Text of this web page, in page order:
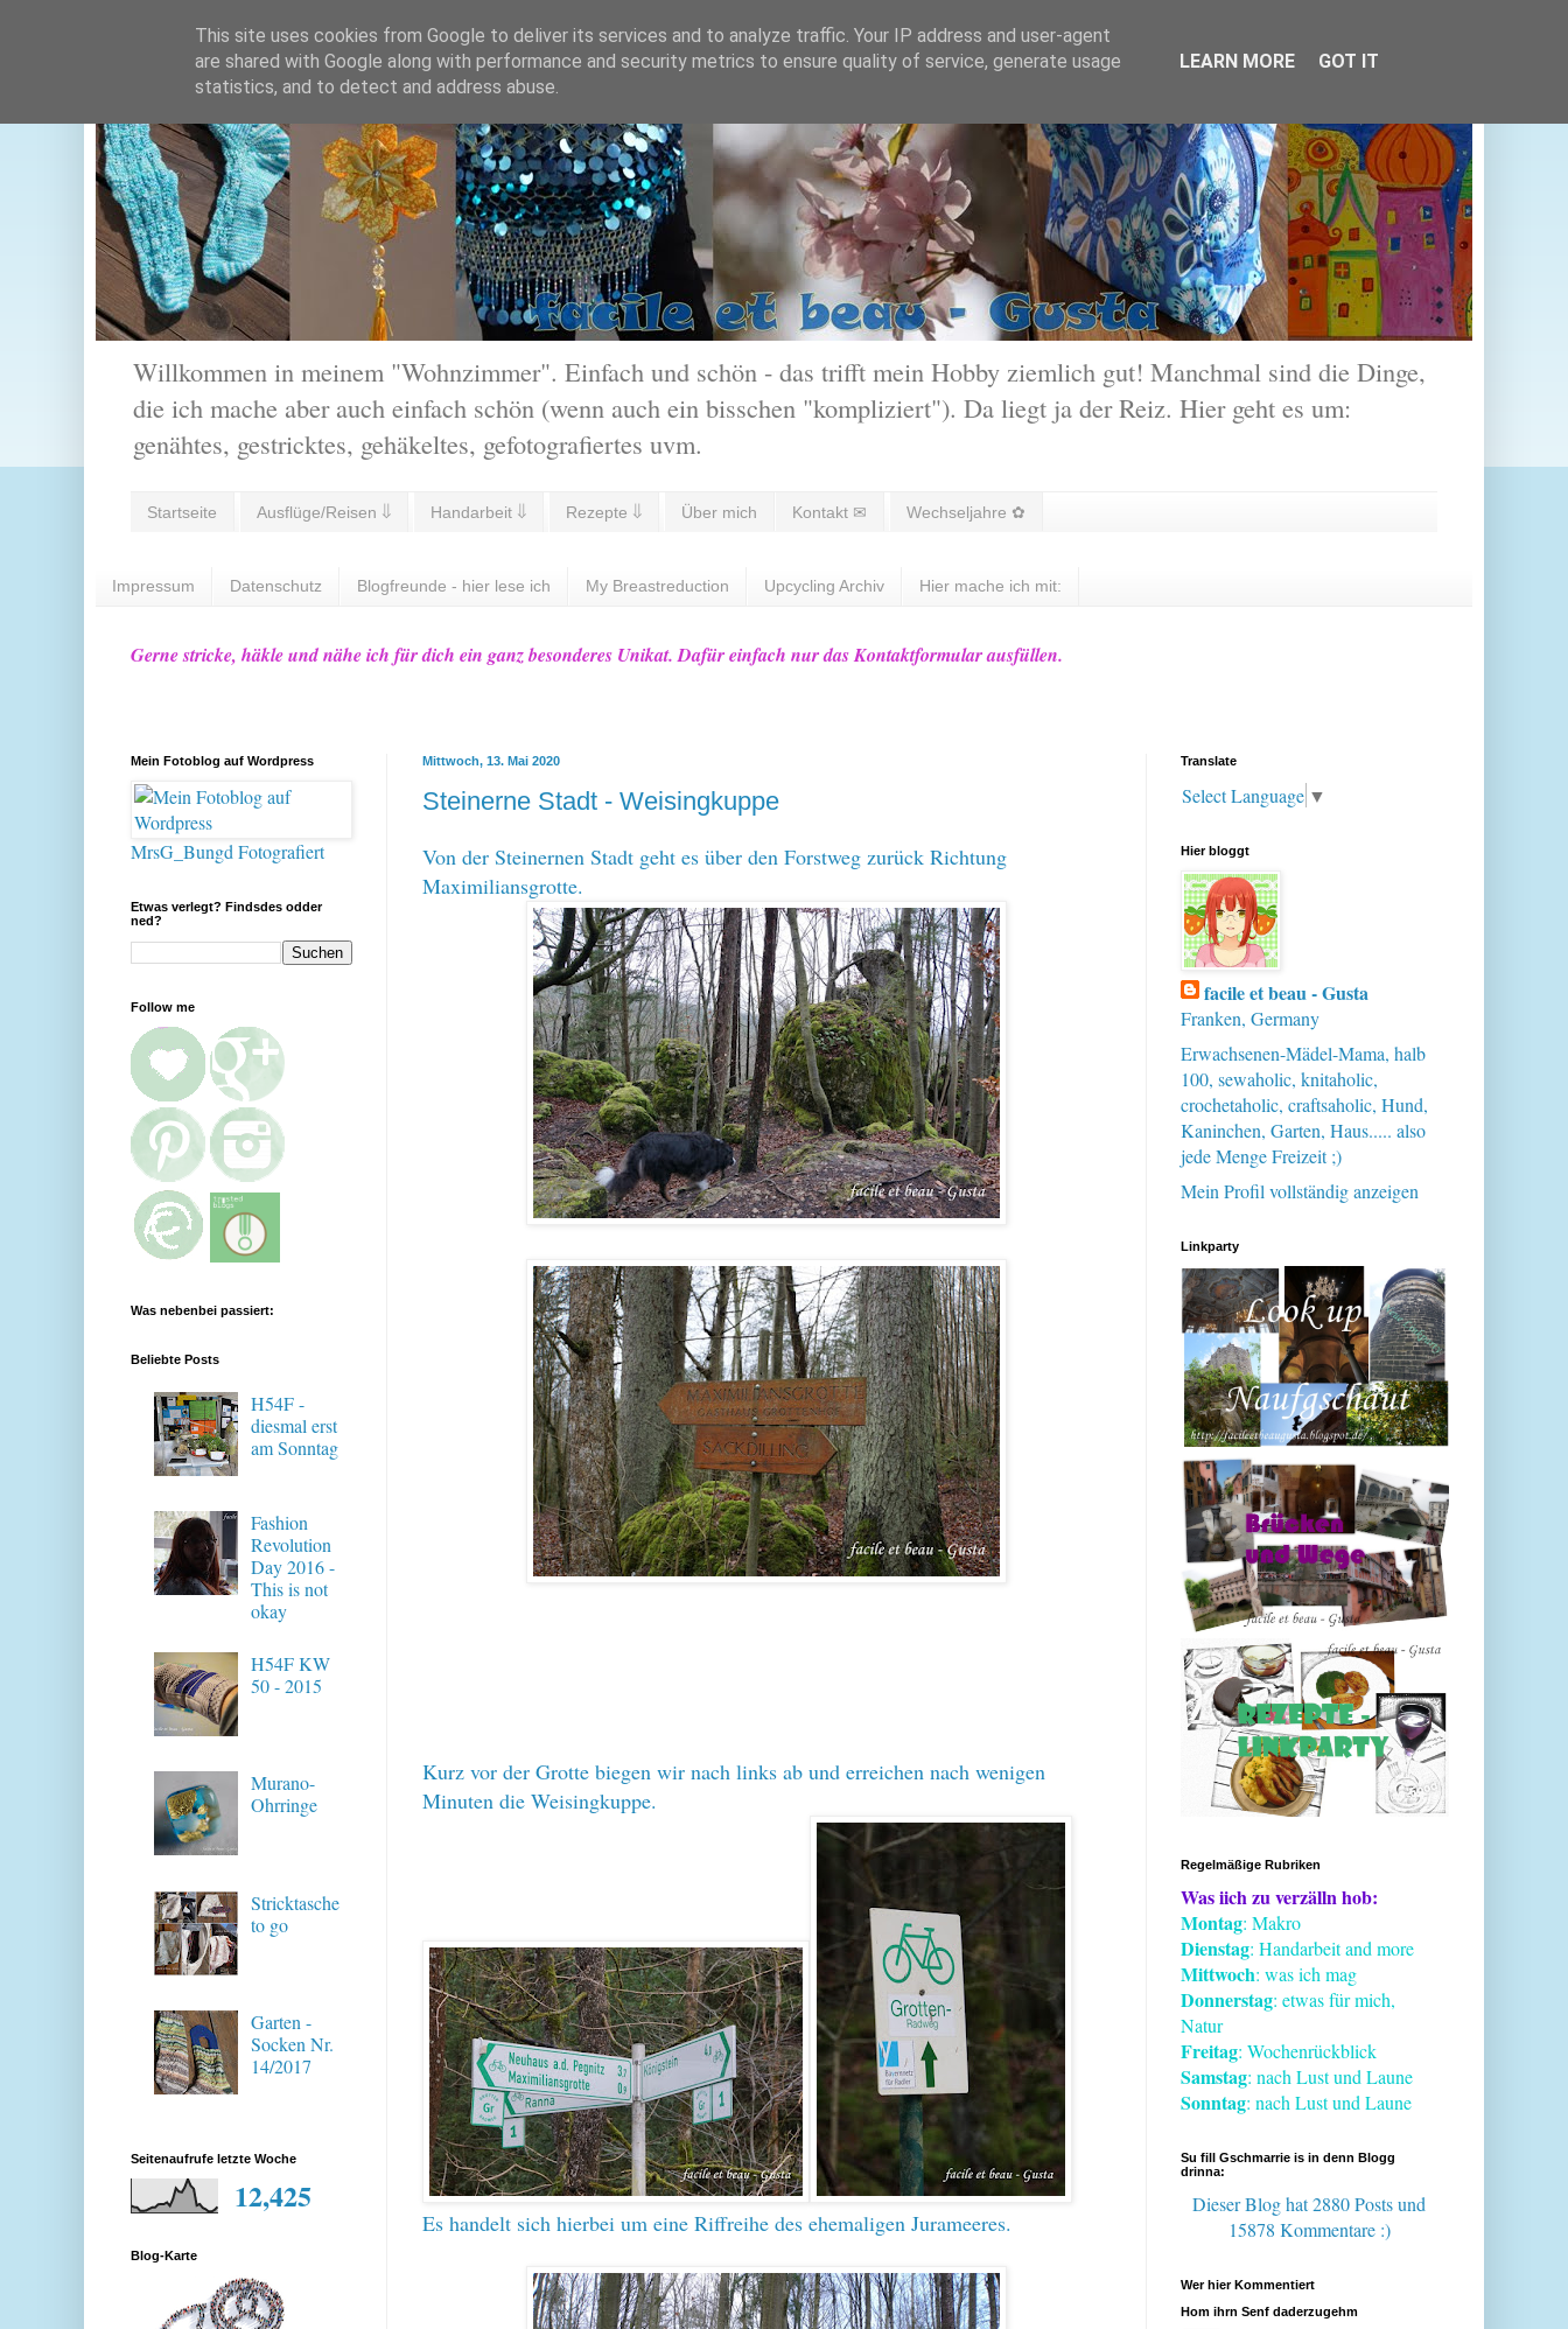
Willkommen in meinem "Wohnzimmer". Einfach und schön - das trifft mein Hobby ziemlich gut! Manchmal sind die Dinge,
die ich mache aber auch einfach schön (wenn auch ein bisschen "kompliziert"). Da liegt ja der Reiz. Hier geht es um:
genähtes, gestricktes, gehäkeltes, gefotografiertes uvm.
Startseite Ausflüge/Reisen ⇓ Handarbeit ⇓ Rezepte ⇓ Über mich Kontakt ✉ Wechseljahre ✿
Impressum Datenschutz Blogfreunde - hier lese ich My Breastreduction Upcycling Archiv Hier mache ich mit:
Gerne stricke, häkle und nähe ich für dich ein ganz besonderes Unikat. Dafür einfach nur das Kontaktformular ausfüllen.
Mittwoch, 13. Mai 2020
Steinerne Stadt - Weisingkuppe
Von der Steinernen Stadt geht es über den Forstweg zurück Richtung
Maximiliansgrotte.
Kurz vor der Grotte biegen wir nach links ab und erreichen nach wenigen
Minuten die Weisingkuppe.
Es handelt sich hierbei um eine Riffreihe des ehemaligen Jurameeres.
Mein Fotoblog auf Wordpress
MrsG_Bungd Fotografiert
Etwas verlegt? Findsdes odder
ned?
Follow me
Was nebenbei passiert:
Beliebte Posts
H54F -
diesmal erst
am Sonntag
Fashion
Revolution
Day 2016 -
This is not
okay
H54F KW
50 - 2015
Murano-
Ohrringe
Stricktasche
to go
Garten -
Socken Nr.
14/2017
Seitenaufrufe letzte Woche
12,425
Blog-Karte
Translate
Select Language ▼
Hier bloggt
facile et beau - Gusta
Franken, Germany
Erwachsenen-Mädel-Mama, halb
100, sewaholic, knitaholic,
crochetaholic, craftsaholic, Hund,
Kaninchen, Garten, Haus..... also
jede Menge Freizeit ;)
Mein Profil vollständig anzeigen
Linkparty
Regelmäßige Rubriken
Was iich zu verzälln hob:
Montag: Makro
Dienstag: Handarbeit and more
Mittwoch: was ich mag
Donnerstag: etwas für mich,
Natur
Freitag: Wochenrückblick
Samstag: nach Lust und Laune
Sonntag: nach Lust und Laune
Su fill Gschmarrie is in denn Blogg
drinna:
Dieser Blog hat 2880 Postsund
15878 Kommentare :)
Wer hier Kommentiert
Hom ihrn Senf daderzugehm
This site uses cookies from Google to deliver its services and to analyze traffic. Your IP address and user-agent
are shared with Google along with performance and security metrics to ensure quality of service, generate usage
statistics, and to detect and address abuse.
LEARN MORE GOT IT